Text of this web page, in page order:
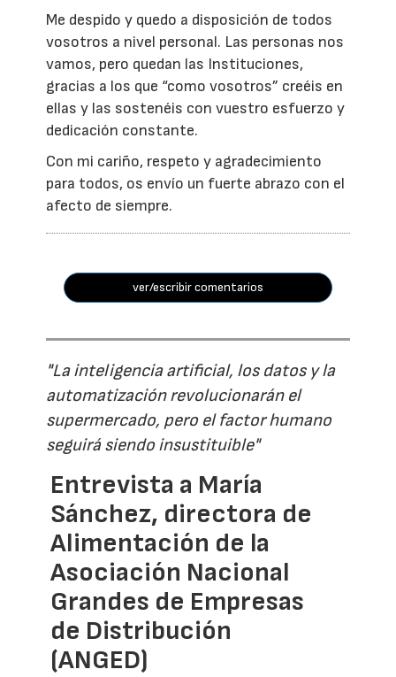
Me despido y quedo a disposición de todos
vosotros a nivel personal. Las personas nos
vamos, pero quedan las Instituciones,
gracias a los que “como vosotros” creéis en
ellas y las sostenéis con vuestro esfuerzo y
dedicación constante.
Con mi cariño, respeto y agradecimiento
para todos, os envío un fuerte abrazo con el
afecto de siempre.
ver/escribir comentarios
"La inteligencia artificial, los datos y la
automatización revolucionarán el
supermercado, pero el factor humano
seguirá siendo insustituible"
Entrevista a María
Sánchez, directora de
Alimentación de la
Asociación Nacional
Grandes de Empresas
de Distribución
(ANGED)